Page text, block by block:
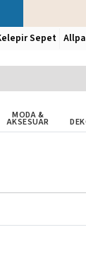
Sepet
MODA &
AKSESUAR